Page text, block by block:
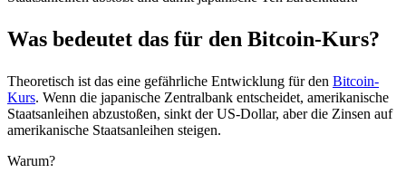
Was bedeutet das für den Bitcoin-Kurs?
Theoretisch ist das eine gefährliche Entwicklung für den Bitcoin-
Kurs. Wenn die japanische Zentralbank entscheidet, amerikanische
Staatsanleihen abzustoßen, sinkt der US-Dollar, aber die Zinsen auf
amerikanische Staatsanleihen steigen.
Warum?